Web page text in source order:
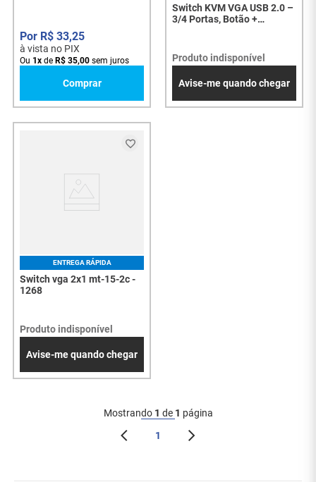
R$ 33,25
à vista no PIX
Ou 1x de R$ 35,00 sem juros
Comprar
Switch KVM VGA USB 2.0 –
3/4 Portas, Botão +
Produto indisponível
Avise-me quando chegar
ENTREGA RÁPIDA
Switch vga 2x1 mt-15-2c -
1268
Produto indisponível
Avise-me quando chegar
Mostrando 1 de 1 página
1